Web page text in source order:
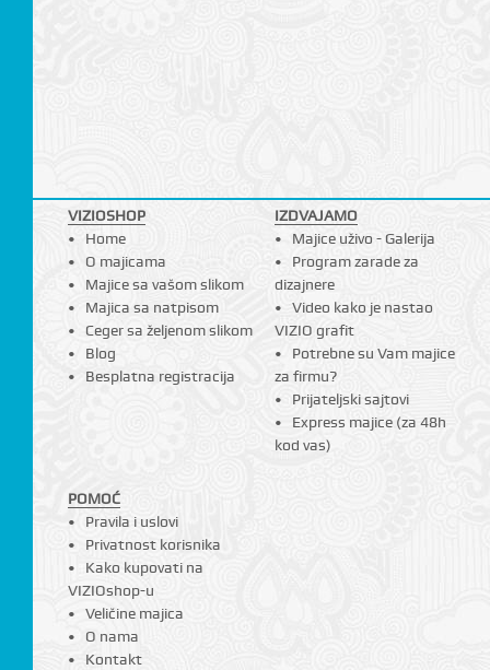
VIZIOSHOP
Home
O majicama
Majice sa vašom slikom
Majica sa natpisom
Ceger sa željenom slikom
Blog
Besplatna registracija
IZDVAJAMO
Majice uživo - Galerija
Program zarade za
dizajnere
Video kako je nastao
VIZIO grafit
Potrebne su Vam majice
za firmu?
Prijateljski sajtovi
Express majice (za 48h
kod vas)
POMOĆ
Pravila i uslovi
Privatnost korisnika
Kako kupovati na
VIZIOshop-u
Veličine majica
O nama
Kontakt